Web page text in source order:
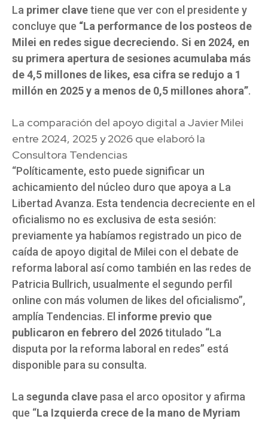
La primer clavetiene que ver con el presidente y
concluye que “La performance de los posteos de
Milei en redes sigue decreciendo. Si en 2024, en
su primera apertura de sesiones acumulaba más
de 4,5 millones de likes, esa cifra se redujo a 1
millón en 2025 y a menos de 0,5 millones ahora”.
La comparación del apoyo digital a Javier Milei
entre 2024, 2025 y 2026 que elaboró la
Consultora Tendencias
“Políticamente, esto puede significar un
achicamiento del núcleo duro que apoya a La
Libertad Avanza. Esta tendencia decreciente en el
oficialismo no es exclusiva de esta sesión:
previamente ya habíamos registrado un pico de
caída de apoyo digital de Milei con el debate de
reforma laboral así como también en las redes de
Patricia Bullrich, usualmente el segundo perfil
online con más volumen de likes del oficialismo”,
amplía Tendencias. El informe previo que
publicaron en febrero del 2026titulado “La
disputa por la reforma laboral en redes” está
disponible para su consulta.
Lasegunda clave pasa el arco opositor y afirma
que “La Izquierda crece de la mano de Myriam